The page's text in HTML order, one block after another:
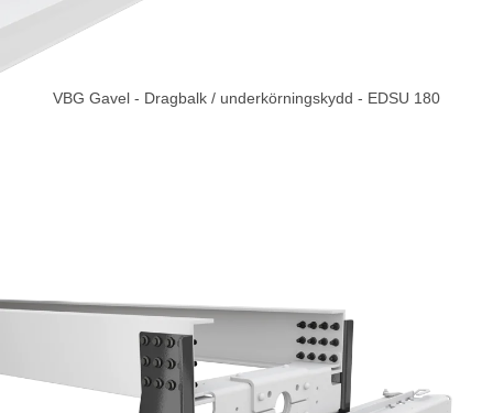
VBG Gavel - Dragbalk / underkörningskydd - EDSU 180